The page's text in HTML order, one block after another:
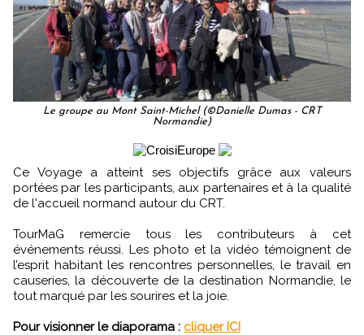
Le groupe au Mont Saint-Michel (©Danielle Dumas - CRT
Normandie)
Ce Voyage a atteint ses objectifs grâce aux valeurs
portées par les participants, aux partenaires et à la qualité
de l'accueil normand autour du CRT.
TourMaG remercie tous les contributeurs à cet
événements réussi. Les photo et la vidéo témoignent de
l’esprit habitant les rencontres personnelles, le travail en
causeries, la découverte de la destination Normandie, le
tout marqué par les sourires et la joie.
Pour visionner le diaporama : cliquer ICI